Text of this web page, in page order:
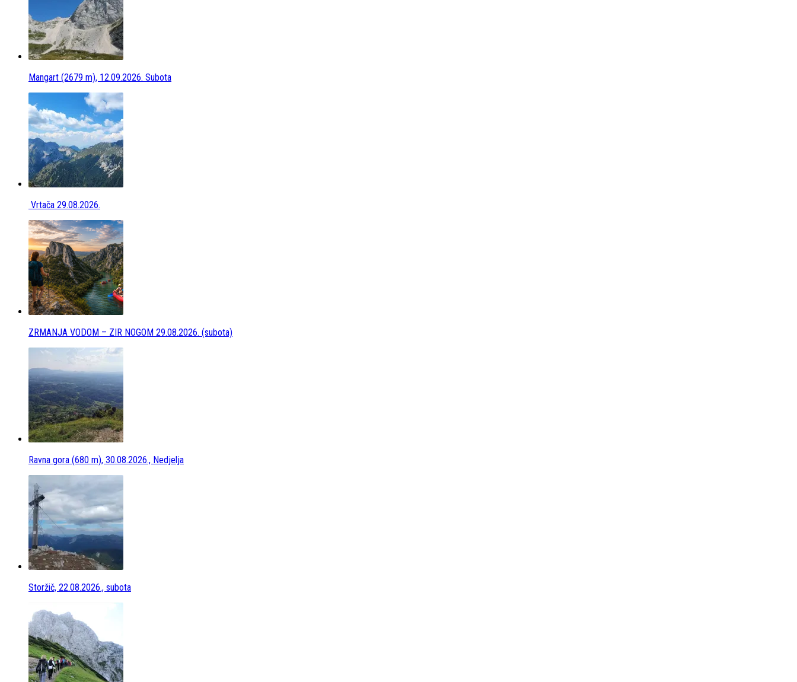
Mangart (2679 m), 12.09.2026. Subota
Vrtača 29.08.2026.
ZRMANJA VODOM – ZIR NOGOM 29.08.2026. (subota)
Ravna gora (680 m), 30.08.2026., Nedjelja
Storžič, 22.08.2026., subota